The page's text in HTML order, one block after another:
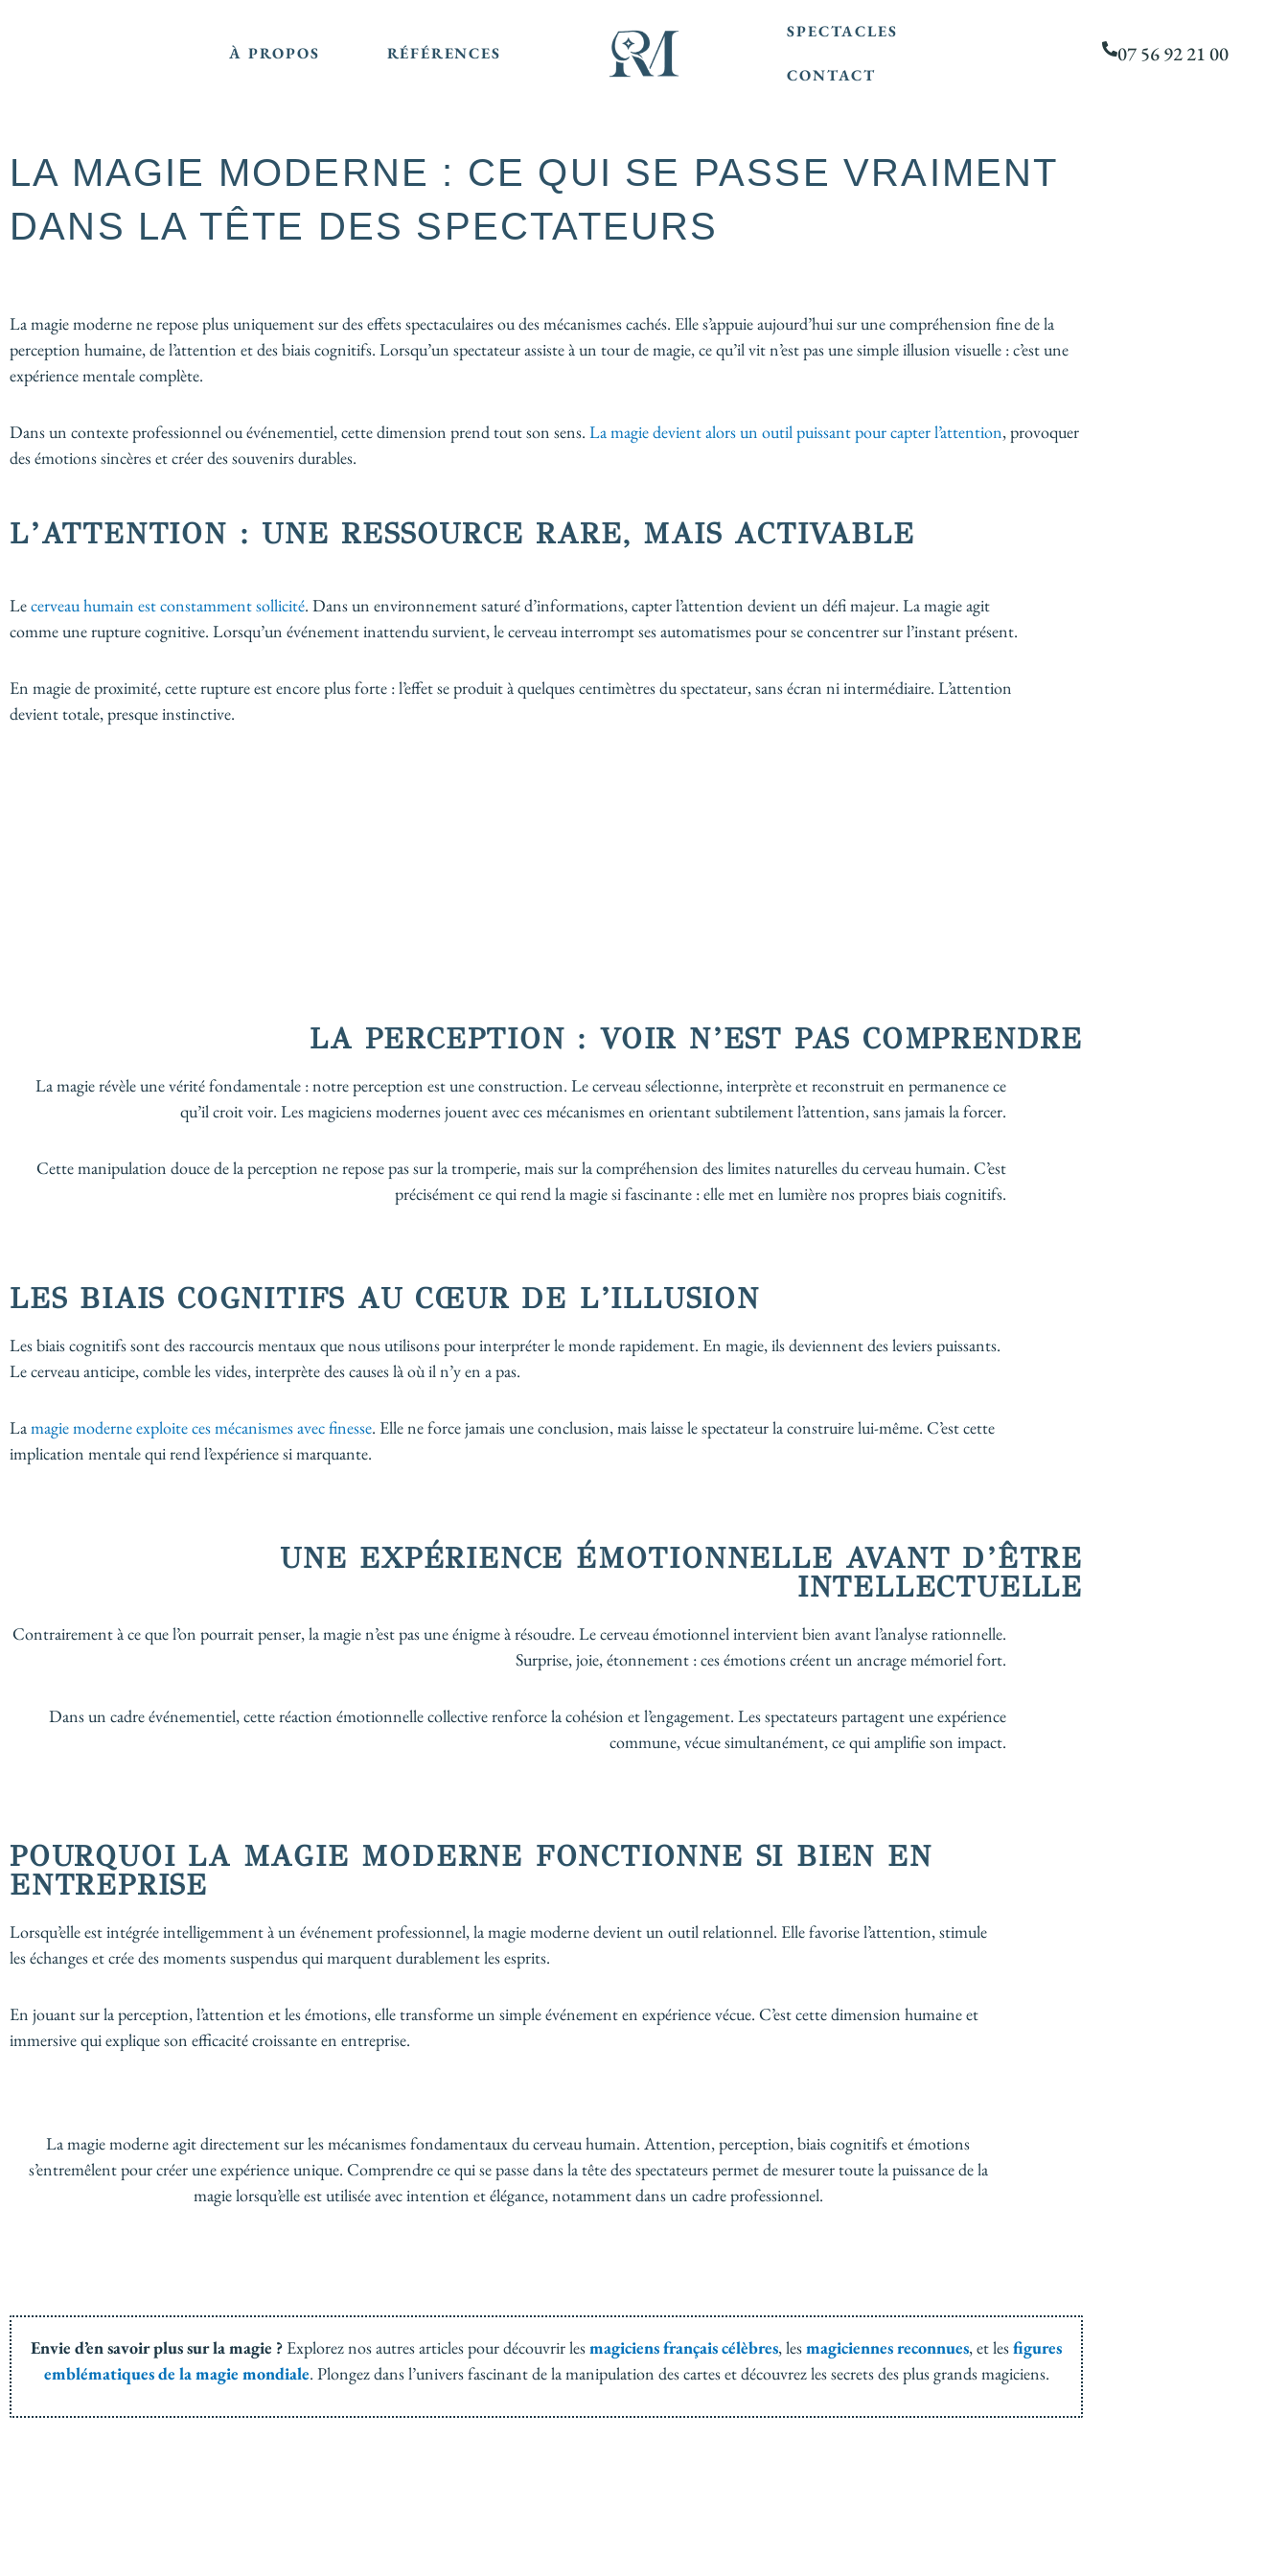
À PROPOS RÉFÉRENCES
SPECTACLES
CONTACT
07 56 92 21 00
LA MAGIE MODERNE : CE QUI SE PASSE VRAIMENT
DANS LA TÊTE DES SPECTATEURS
La magie moderne ne repose plus uniquement sur des effets spectaculaires ou des mécanismes cachés. Elle s’appuie aujourd’hui sur une compréhension fine de la
perception humaine, de l’attention et des biais cognitifs. Lorsqu’un spectateur assiste à un tour de magie, ce qu’il vit n’est pas une simple illusion visuelle : c’est une
expérience mentale complète.
Dans un contexte professionnel ou événementiel, cette dimension prend tout son sens. La magie devient alors un outil puissant pour capter l’attention, provoquer
des émotions sincères et créer des souvenirs durables.
L’ATTENTION : UNE RESSOURCE RARE, MAIS ACTIVABLE
Lecerveau humain est constamment sollicité. Dans un environnement saturé d’informations, capter l’attention devient un défi majeur. La magie agit
comme une rupture cognitive. Lorsqu’un événement inattendu survient, le cerveau interrompt ses automatismes pour se concentrer sur l’instant présent.
En magie de proximité, cette rupture est encore plus forte : l’effet se produit à quelques centimètres du spectateur, sans écran ni intermédiaire. L’attention
devient totale, presque instinctive.
LA PERCEPTION : VOIR N’EST PAS COMPRENDRE
La magie révèle une vérité fondamentale : notre perception est une construction. Le cerveau sélectionne, interprète et reconstruit en permanence ce
qu’il croit voir. Les magiciens modernes jouent avec ces mécanismes en orientant subtilement l’attention, sans jamais la forcer.
Cette manipulation douce de la perception ne repose pas sur la tromperie, mais sur la compréhension des limites naturelles du cerveau humain. C’est
précisément ce qui rend la magie si fascinante : elle met en lumière nos propres biais cognitifs.
LES BIAIS COGNITIFS AU CŒUR DE L’ILLUSION
Les biais cognitifs sont des raccourcis mentaux que nous utilisons pour interpréter le monde rapidement. En magie, ils deviennent des leviers puissants.
Le cerveau anticipe, comble les vides, interprète des causes là où il n’y en a pas.
La magie moderne exploite ces mécanismes avec finesse. Elle ne force jamais une conclusion, mais laisse le spectateur la construire lui-même. C’est cette
implication mentale qui rend l’expérience si marquante.
UNE EXPÉRIENCE ÉMOTIONNELLE AVANT D’ÊTRE
INTELLECTUELLE
Contrairement à ce que l’on pourrait penser, la magie n’est pas une énigme à résoudre. Le cerveau émotionnel intervient bien avant l’analyse rationnelle.
Surprise, joie, étonnement : ces émotions créent un ancrage mémoriel fort.
Dans un cadre événementiel, cette réaction émotionnelle collective renforce la cohésion et l’engagement. Les spectateurs partagent une expérience
commune, vécue simultanément, ce qui amplifie son impact.
POURQUOI LA MAGIE MODERNE FONCTIONNE SI BIEN EN
ENTREPRISE
Lorsqu’elle est intégrée intelligemment à un événement professionnel, la magie moderne devient un outil relationnel. Elle favorise l’attention, stimule
les échanges et crée des moments suspendus qui marquent durablement les esprits.
En jouant sur la perception, l’attention et les émotions, elle transforme un simple événement en expérience vécue. C’est cette dimension humaine et
immersive qui explique son efficacité croissante en entreprise.
La magie moderne agit directement sur les mécanismes fondamentaux du cerveau humain. Attention, perception, biais cognitifs et émotions
s’entremêlent pour créer une expérience unique. Comprendre ce qui se passe dans la tête des spectateurs permet de mesurer toute la puissance de la
magie lorsqu’elle est utilisée avec intention et élégance, notamment dans un cadre professionnel.
Envie d’en savoir plus sur la magie ? Explorez nos autres articles pour découvrir lesmagiciens français célèbres, lesmagiciennes reconnues, et lesfigures
emblématiques de la magie mondiale. Plongez dans l’univers fascinant de la manipulation des cartes et découvrez les secrets des plus grands magiciens.